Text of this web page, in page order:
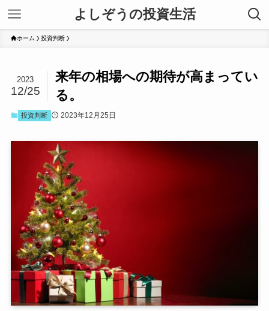
よしぞうの投資生活
ホーム 投資判断
来年の相場への期待が高まってい
る。
2023
12/25
投資判断 2023年12月25日